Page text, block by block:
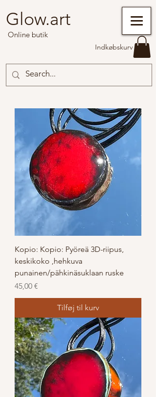
Indkøbskurv
Glow.art
Online butik
Kopio: Kopio: Pyöreä 3D-riipus,
keskikoko ,hehkuva
punainen/pähkinäsuklaan ruske
Pris
45,00 €
Tilføj til kurv